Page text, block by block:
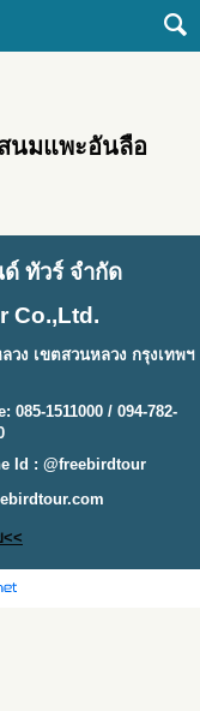
นมแพะอันลือ
ทัวร์ จำกัด
Co.,Ltd.
วง เขตสวนหลวง กรุงเทพฯ
085-1511000 / 094-782-
Id : @freebirdtour